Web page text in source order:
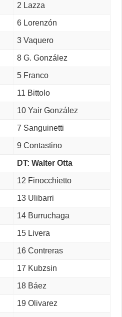
2 Lazza
6 Lorenzón
3 Vaquero
8 G. González
5 Franco
11 Bittolo
10 Yair González
7 Sanguinetti
9 Contastino
DT: Walter Otta
12 Finocchietto
13 Ulibarri
14 Burruchaga
15 Livera
16 Contreras
17 Kubzsin
18 Báez
19 Olivarez